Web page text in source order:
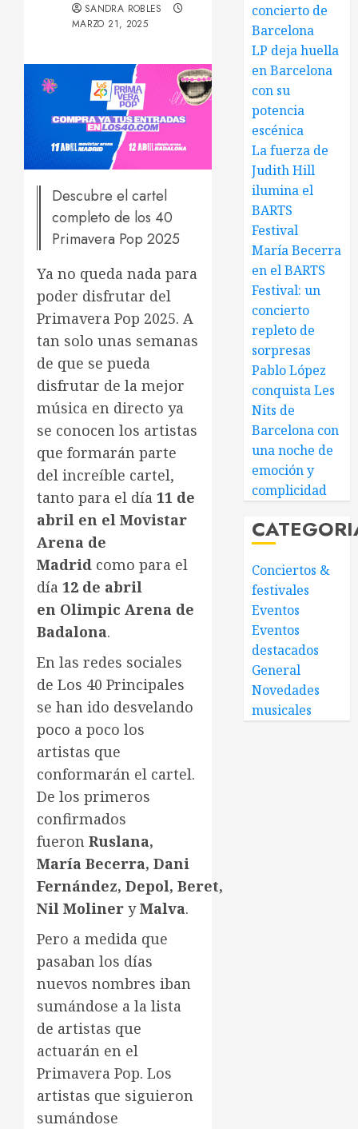
SANDRA ROBLES
MARZO 21, 2025
Descubre el cartel
completo de los 40
Primavera Pop 2025
Ya no queda nada para
poder disfrutar del
Primavera Pop 2025. A
tan solo unas semanas
de que se pueda
disfrutar de la mejor
música en directo ya
se conocen los artistas
que formarán parte
del increíble cartel,
tanto para el día 11 de
abril en el Movistar
Arena de
Madrid como para el
día 12 de abril
en Olimpic Arena de
Badalona.
En las redes sociales
de Los 40 Principales
se han ido desvelando
poco a poco los
artistas que
conformarán el cartel.
De los primeros
confirmados
fueron Ruslana,
María Becerra, Dani
Fernández, Depol, Beret,
Nil Moliner yMalva.
Pero a medida que
pasaban los días
nuevos nombres iban
sumándose a la lista
de artistas que
actuarán en el
Primavera Pop. Los
artistas que siguieron
sumándose
concierto de
Barcelona
LP deja huella
en Barcelona
con su
potencia
escénica
La fuerza de
Judith Hill
ilumina el
BARTS
Festival
María Becerra
en el BARTS
Festival: un
concierto
repleto de
sorpresas
Pablo López
conquista Les
Nits de
Barcelona con
una noche de
emoción y
complicidad
Conciertos &
festivales
Eventos
Eventos
destacados
General
Novedades
musicales